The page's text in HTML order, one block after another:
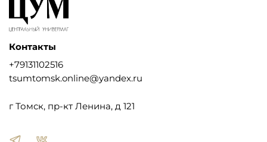
Контакты
+79131102516
tsumtomsk.online@yandex.ru
г Томск, пр-кт Ленина, д 121